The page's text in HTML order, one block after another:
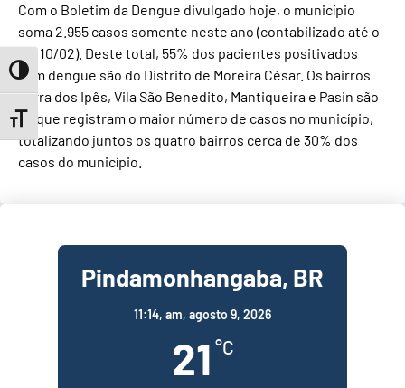
Toggle High Contrast
Toggle Font size
Com o Boletim da Dengue divulgado hoje, o município
soma 2.955 casos somente neste ano (contabilizado até o
dia 10/02). Deste total, 55% dos pacientes positivados
com dengue são do Distrito de Moreira César. Os bairros
Terra dos Ipês, Vila São Benedito, Mantiqueira e Pasin são
os que registram o maior número de casos no município,
totalizando juntos os quatro bairros cerca de 30% dos
casos do município.
Pindamonhangaba, BR
11:14, am, agosto 9, 2026
21 °C